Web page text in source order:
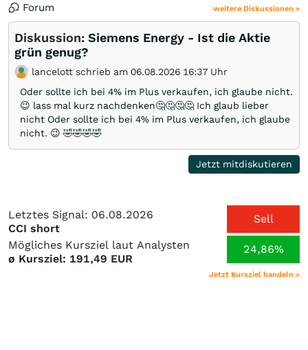
Forum weitere Diskussionen »
Diskussion: Siemens Energy - Ist die Aktie
grün genug?
lancelott schrieb am 06.08.2026 16:37 Uhr
Oder sollte ich bei 4% im Plus verkaufen, ich glaube nicht.
😉 lass mal kurz nachdenken🤔🤔🤔🤔 Ich glaub lieber
nicht Oder sollte ich bei 4% im Plus verkaufen, ich glaube
nicht. 😉 🤣🤣🤣🤣
Jetzt mitdiskutieren
Letztes Signal: 06.08.2026
CCI short
Sell
Mögliches Kursziel laut Analysten
ø Kursziel: 191,49 EUR
24,86%
Jetzt Kursziel handeln »